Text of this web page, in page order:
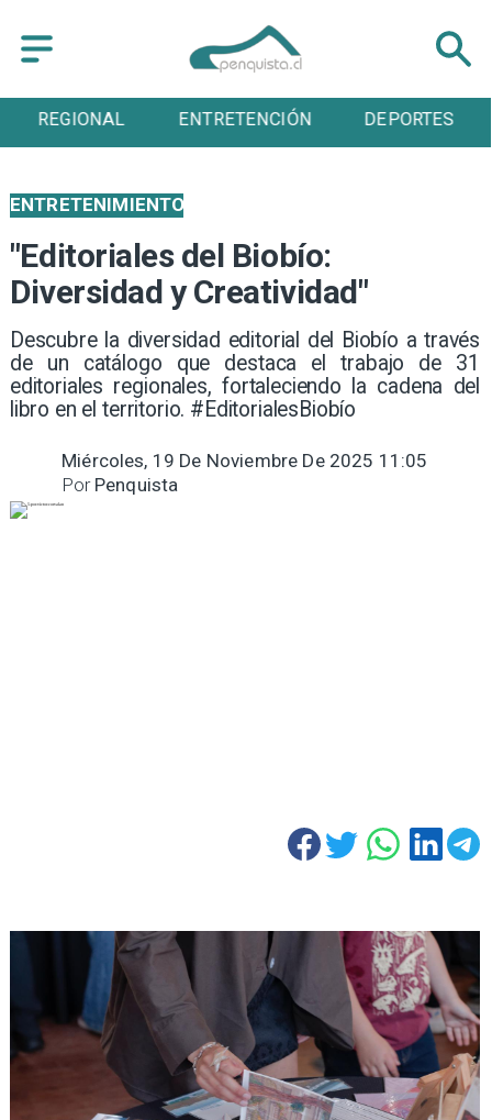
REGIONAL ENTRETENCIÓN DEPORTES
"Editoriales del Biobío:
Diversidad y Creatividad"
Descubre la diversidad editorial del Biobío a través
de un catálogo que destaca el trabajo de 31
editoriales regionales, fortaleciendo la cadena del
libro en el territorio. #EditorialesBiobío
ENTRETENIMIENTO
Miércoles, 19 De Noviembre De 2025 11:05
Penquista
Por